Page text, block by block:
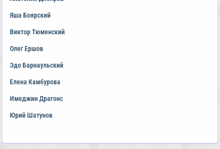
Яша Боярский
Виктор Тюменский
Олег Ершов
Эдо Барнаульский
Елена Камбурова
Имеджин Драгонс
Юрий Шатунов